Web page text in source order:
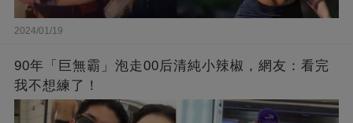
2024/01/19
90年「巨無霸」泡走00后清純小辣椒，網友：看完
我不想練了！